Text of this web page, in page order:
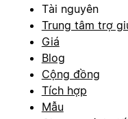
Tài nguyên
Trung tâm trợ
Giá
Blog
Cộng đồng
Tích hợp
Mẫu